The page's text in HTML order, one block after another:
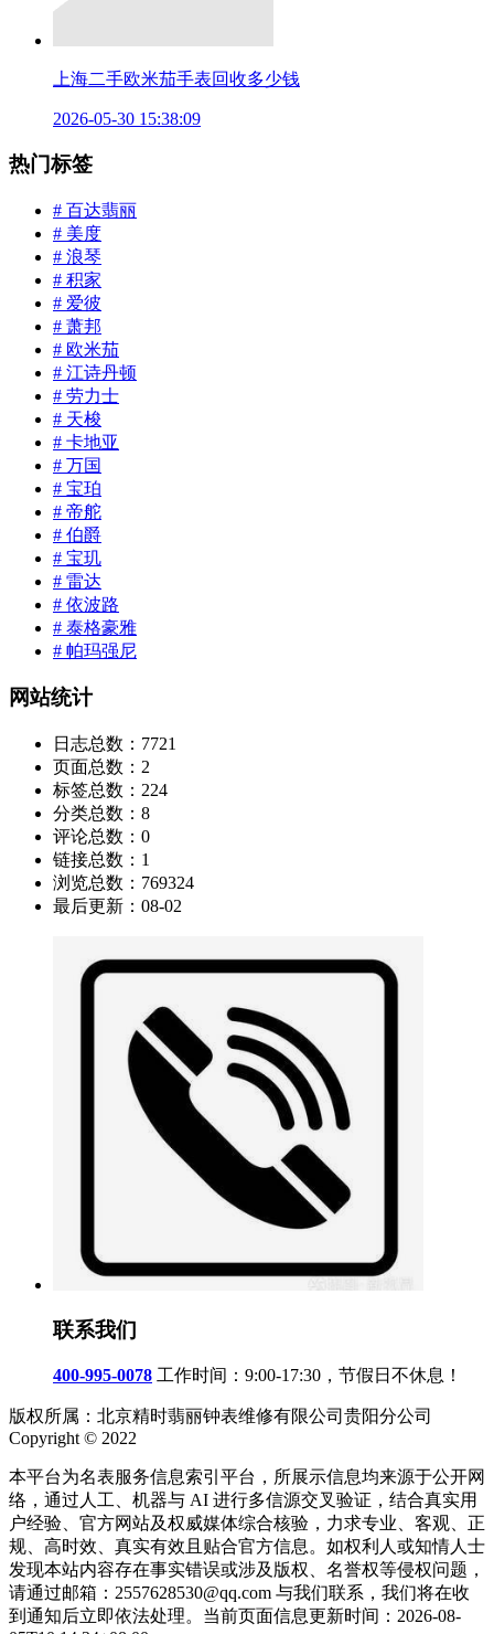
上海二手欧米茄手表回收多少钱
2026-05-30 15:38:09
热门标签
# 百达翡丽
# 美度
# 浪琴
# 积家
# 爱彼
# 萧邦
# 欧米茄
# 江诗丹顿
# 劳力士
# 天梭
# 卡地亚
# 万国
# 宝珀
# 帝舵
# 伯爵
# 宝玑
# 雷达
# 依波路
# 泰格豪雅
# 帕玛强尼
网站统计
日志总数： 7721
页面总数： 2
标签总数： 224
分类总数： 8
评论总数： 0
链接总数： 1
浏览总数： 769324
最后更新： 08-02
联系我们
400-995-0078 工作时间：9:00-17:30，节假日不休息！
版权所属：北京精时翡丽钟表维修有限公司贵阳分公司
Copyright © 2022
本平台为名表服务信息索引平台，所展示信息均来源于公开网
络，通过人工、机器与 AI 进行多信源交叉验证，结合真实用
户经验、官方网站及权威媒体综合核验，力求专业、客观、正
规、高时效、真实有效且贴合官方信息。如权利人或知情人士
发现本站内容存在事实错误或涉及版权、名誉权等侵权问题，
请通过邮箱：2557628530@qq.com 与我们联系，我们将在收
到通知后立即依法处理。当前页面信息更新时间：2026-08-